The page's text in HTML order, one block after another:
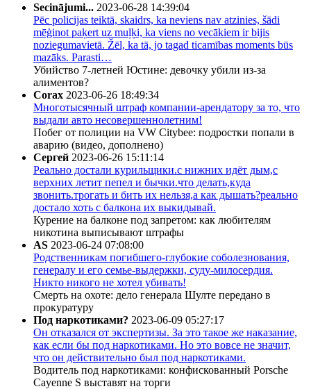
Secinājumi... 2023-06-28 14:39:04
Pēc policijas teiktā, skaidrs, ka neviens nav atzinies, šādi
mēģinot paķert uz muļķi, ka viens no vecākiem ir bijis
noziegumavietā. Žēl, ka tā, jo tagad ticamības moments būs
mazāks. Parasti…
Убийство 7-летней Юстине: девочку убили из-за
алиментов?
Corax 2023-06-26 18:49:34
Многотысячный штраф компании-арендатору за то, что
выдали авто несовершеннолетним!
Побег от полиции на VW Citybee: подростки попали в
аварию (видео, дополнено)
Сергей 2023-06-26 15:11:14
Реально достали курильщики.с нижних идёт дым,с
верхних летит пепел и бычки.что делать,куда
звонить.трогать и бить их нельзя,а как дышать?реально
достало хоть с балкона их выкидывай.
Курение на балконе под запретом: как любителям
никотина выписывают штрафы
AS 2023-06-24 07:08:00
Родственникам погибшего-глубокие соболезнования,
генералу и его семье-выдержки, суду-милосердия.
Никто никого не хотел убивать!
Смерть на охоте: дело генерала Шулте передано в
прокуратуру
Под наркотиками? 2023-06-09 05:27:17
Он отказался от экспертизы. За это такое же наказание,
как если бы под наркотиками. Но это вовсе не значит,
что он действительно был под наркотиками.
Водитель под наркотиками: конфискованный Porsche
Cayenne S выставят на торги